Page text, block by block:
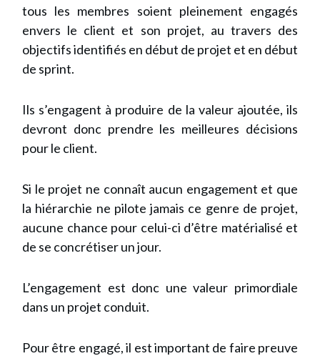
tous les membres soient pleinement engagés
envers le client et son projet, au travers des
objectifs identifiés en début de projet et en début
de sprint.
Ils s’engagent à produire de la valeur ajoutée, ils
devront donc prendre les meilleures décisions
pour le client.
Si le projet ne connaît aucun engagement et que
la hiérarchie ne pilote jamais ce genre de projet,
aucune chance pour celui-ci d’être matérialisé et
de se concrétiser un jour.
L’engagement est donc une valeur primordiale
dans un projet conduit.
Pour être engagé, il est important de faire preuve